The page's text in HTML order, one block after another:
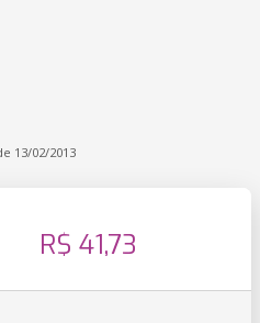
13/02/2013
R$ 41,73